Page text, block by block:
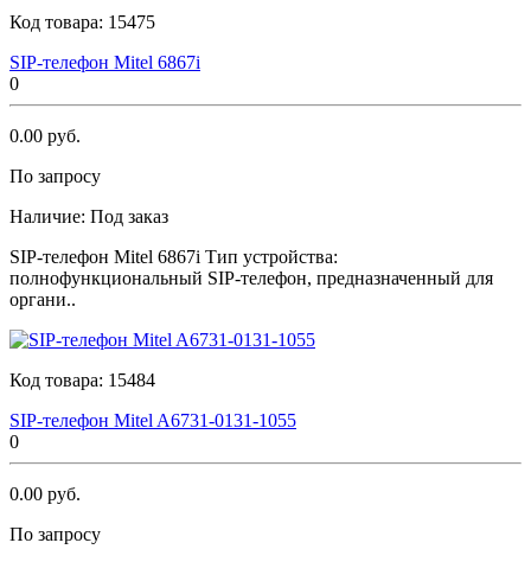
Код товара: 15475
SIР-телефон Мitеl 6867i
0
0.00 руб.
По запросу
Наличие: Под заказ
SIР-телефон Мitеl 6867i Тип устройства:
полнофункциональный SIP-телефон, предназначенный для
органи..
Код товара: 15484
SIР-телефон Мitеl A6731-0131-1055
0
0.00 руб.
По запросу